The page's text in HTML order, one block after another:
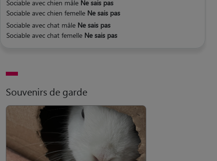
Sociable avec chien mâle Ne sais pas
Sociable avec chien femelle Ne sais pas
Sociable avec chat mâle Ne sais pas
Sociable avec chat femelle Ne sais pas
Souvenirs de garde